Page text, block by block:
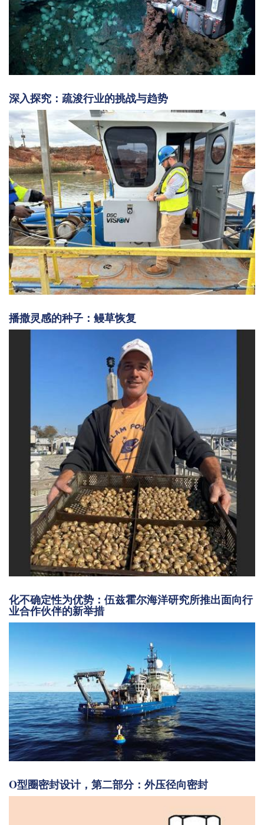
深入探究：疏浚行业的挑战与趋势
播撒灵感的种子：鳗草恢复
化不确定性为优势：伍兹霍尔海洋研究所推出面向行
业合作伙伴的新举措
O型圈密封设计，第二部分：外压径向密封